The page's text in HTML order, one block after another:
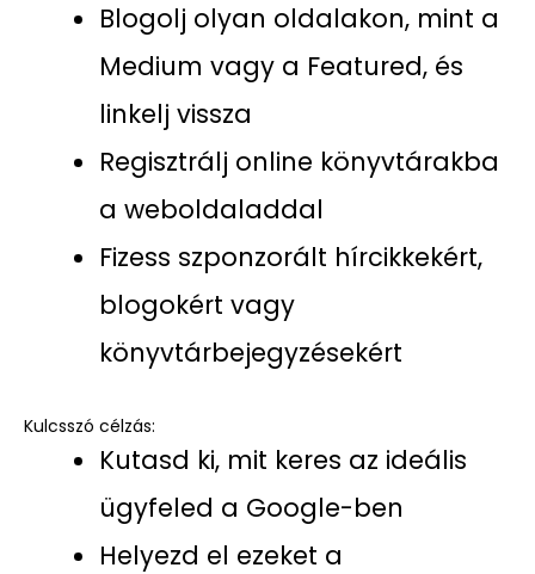
Blogolj olyan oldalakon, mint a
Medium vagy a Featured, és
linkelj vissza
Regisztrálj online könyvtárakba
a weboldaladdal
Fizess szponzorált hírcikkekért,
blogokért vagy
könyvtárbejegyzésekért
Kulcsszó célzás:
Kutasd ki, mit keres az ideális
ügyfeled a Google-ben
Helyezd el ezeket a